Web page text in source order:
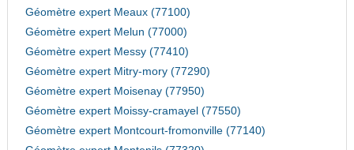
Géomètre expert Meaux (77100)
Géomètre expert Melun (77000)
Géomètre expert Messy (77410)
Géomètre expert Mitry-mory (77290)
Géomètre expert Moisenay (77950)
Géomètre expert Moissy-cramayel (77550)
Géomètre expert Montcourt-fromonville (77140)